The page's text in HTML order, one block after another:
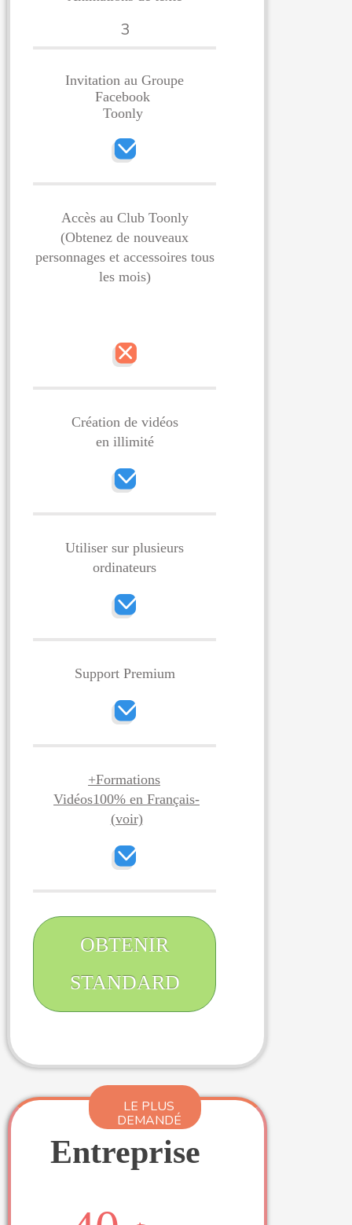
3
Invitation au Groupe
Facebook
Toonly
Accès au Club Toonly
(Obtenez de nouveaux
personnages etaccessoires tous
les mois)
Création de vidéos
en illimité
Utiliser sur plusieurs
ordinateurs
Support Premium
+Formations
Vidéos100% en Français-
(voir)
OBTENIR
STANDARD
LE PLUS
DEMANDÉ
Entreprise